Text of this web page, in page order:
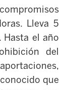
Lleva 5
Hasta el año
del
que